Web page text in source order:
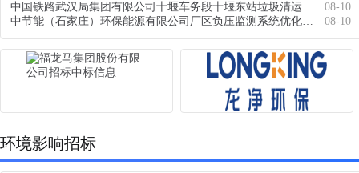
中国铁路武汉局集团有限公司十堰车务段十堰东站垃圾清运处理项目二次公开询价采购公告
08-10
中节能（石家庄）环保能源有限公司厂区负压监测系统优化升级及烟道流量计供货安装采购询比采购公告
08-10
环境影响招标